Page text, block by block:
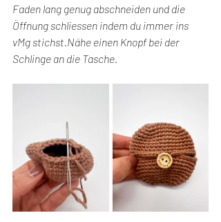
Faden lang genug abschneiden und die
Öffnung schliessen indem du immer ins
vMg stichst.Nähe einen Knopf bei der
Schlinge an die Tasche.